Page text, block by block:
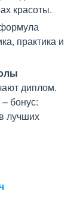
красоты.
практика и
диплом.
бонус:
лучших